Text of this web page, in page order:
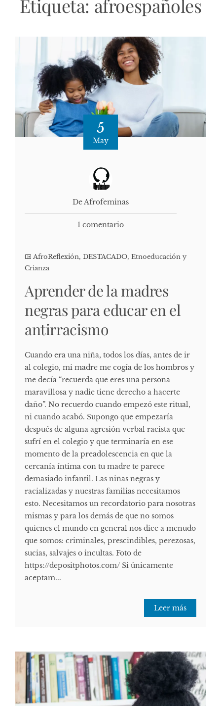
Etiqueta: afroespañoles
5
May
De Afrofeminas
1 comentario
AfroReflexión, DESTACADO, Etnoeducación y
Crianza
Aprender de la madres
negras para educar en el
antirracismo
Cuando era una niña, todos los días, antes de ir
al colegio, mi madre me cogía de los hombros y
me decía “recuerda que eres una persona
maravillosa y nadie tiene derecho a hacerte
daño”. No recuerdo cuando empezó este ritual,
ni cuando acabó. Supongo que empezaría
después de alguna agresión verbal racista que
sufrí en el colegio y que terminaría en ese
momento de la preadolescencia en que la
cercanía íntima con tu madre te parece
demasiado infantil. Las niñas negras y
racializadas y nuestras familias necesitamos
esto. Necesitamos un recordatorio para nosotras
mismas y para los demás de que no somos
quienes el mundo en general nos dice a menudo
que somos: criminales, prescindibles, perezosas,
sucias, salvajes o incultas. Foto de
https://depositphotos.com/ Si únicamente
aceptam...
Leer más